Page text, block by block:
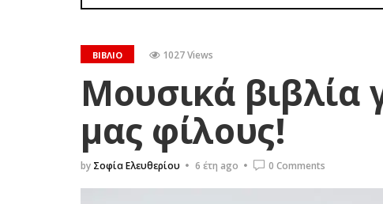
ΒΙΒΛΊΟ 1027 Views
Μουσικά βιβλία
μας φίλους!
by Σοφία Ελευθερίου 6 έτη ago 0 Comments